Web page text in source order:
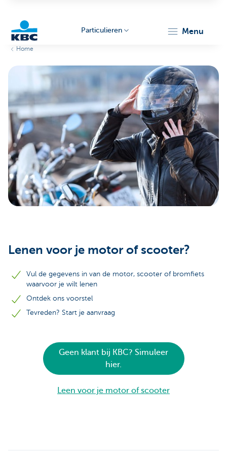
Particulieren
Particulieren menu
Home
Lenen voor je motor of scooter?
Vul de gegevens in van de motor, scooter of bromfiets
waarvoor je wilt lenen
Ontdek ons voorstel
Tevreden? Start je aanvraag
Geen klant bij KBC? Simuleer
hier.
Leen voor je motor of scooter